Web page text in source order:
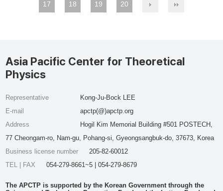
17
18 19 20
Asia Pacific Center for Theoretical
Physics
Representative
Kong-Ju-Bock LEE
E-mail
apctp(@)apctp.org
Address
Hogil Kim Memorial Building #501 POSTECH,
77 Cheongam-ro, Nam-gu, Pohang-si, Gyeongsangbuk-do, 37673, Korea
Business license number
205-82-60012
TEL | FAX
054-279-8661~5 | 054-279-8679
The APCTP is supported by the Korean Government through the